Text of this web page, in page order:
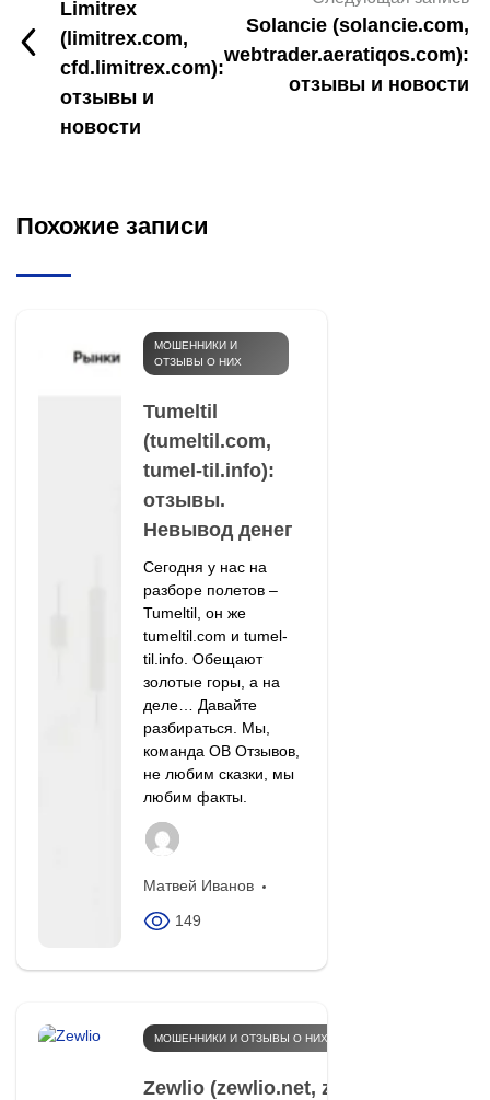
Limitrex
(limitrex.com,
cfd.limitrex.com):
отзывы и
новости
Solancie (solancie.com,
webtrader.aeratiqos.com):
отзывы и новости
Похожие записи
МОШЕННИКИ И
ОТЗЫВЫ О НИХ
Tumeltil
(tumeltil.com,
tumel-til.info):
отзывы.
Невывод денег
Сегодня у нас на
разборе полетов –
Tumeltil, он же
tumeltil.com и tumel-
til.info. Обещают
золотые горы, а на
деле… Давайте
разбираться. Мы,
команда OB Отзывов,
не любим сказки, мы
любим факты.
Матвей Иванов
149
МОШЕННИКИ И ОТЗЫВЫ О НИХ
Zewlio (zewlio.net, ze-